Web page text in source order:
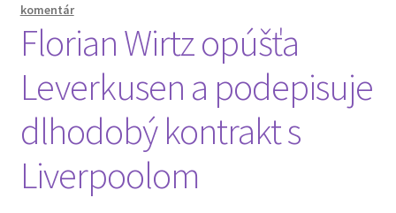
komentár
Florian Wirtz opúšťa
Leverkusen a podepisuje
dlhodobý kontrakt s
Liverpoolom